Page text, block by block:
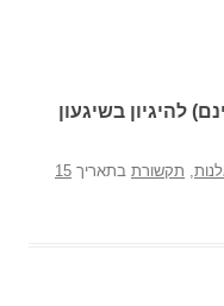
להיגיון בשיגעון
, תקשורת בתאריך 15